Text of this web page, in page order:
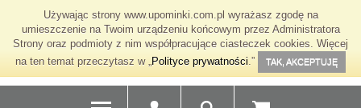
Używając strony www.upominki.com.pl wyrażasz zgodę na
umieszczenie na Twoim urządzeniu końcowym przez Administratora
Strony oraz podmioty z nim współpracujące ciasteczek cookies. Więcej
na ten temat przeczytasz w „Polityce prywatności.” TAK, AKCEPTUJĘ